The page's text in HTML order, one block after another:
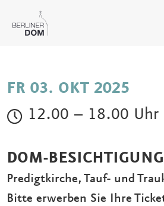
FR 03. OKT 2025
12.00 – 18.00 Uhr
DOM-BESICHTIGUNG
Predigtkirche, Tauf- und
Bitte erwerben Sie Ihre